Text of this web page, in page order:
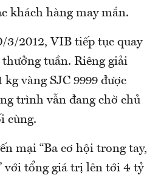
khách hàng may mắn.
3/2012, VIB tiếp tục quay
tuần. Riêng giải
vàng SJC 9999 được
trình vẫn đang chờ chủ
cùng.
mại “Ba cơ hội trong tay,
với tổng giá trị lên tới 4 tỷ